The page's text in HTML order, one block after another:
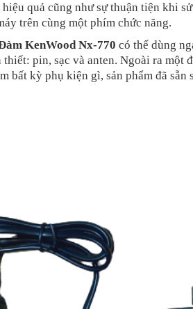
quả cũng như sự thuận tiện khi
trên cùng một phím chức năng.
KenWood Nx-770 có thể dùng
pin, sạc và anten. Ngoài ra một
bất kỳ phụ kiện gì, sản phẩm đã sẵn